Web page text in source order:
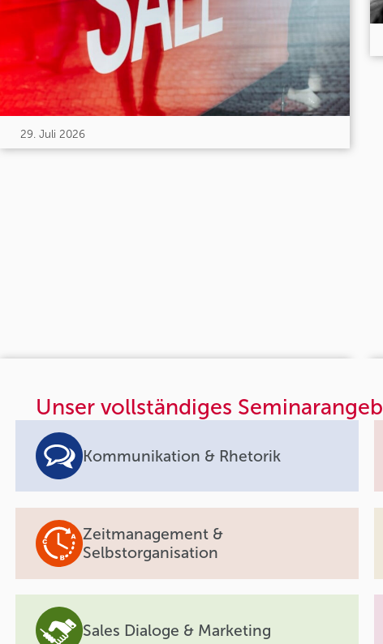
29. Juli 2026
Unser vollständiges
Kommunikation & Rhetorik
Zeitmanagement &
Selbstorganisation
Sales Dialoge & Marketing